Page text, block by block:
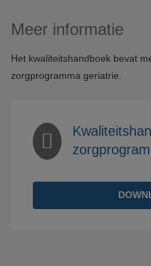
Meer informatie
Het kwaliteitshandboek bevat
zorgprogramma geriatrie.